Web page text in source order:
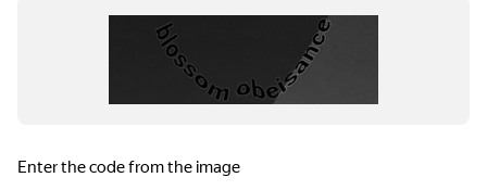
+7 (495) 103-49-76
424000, Республика Марий Эл, г. Йошкар-Ола, ул.
Калькулятор
Кейсы Клиентам